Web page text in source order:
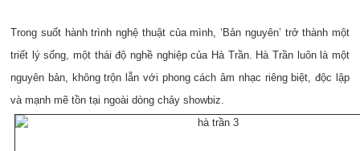
Trong suốt hành trình nghệ thuật của mình, ‘Bản nguyên’ trở thành một
triết lý sống, một thái độ nghề nghiệp của Hà Trần. Hà Trần luôn là một
nguyên bản, không trộn lẫn với phong cách âm nhạc riêng biệt, độc lập
và mạnh mẽ tồn tại ngoài dòng chảy showbiz.